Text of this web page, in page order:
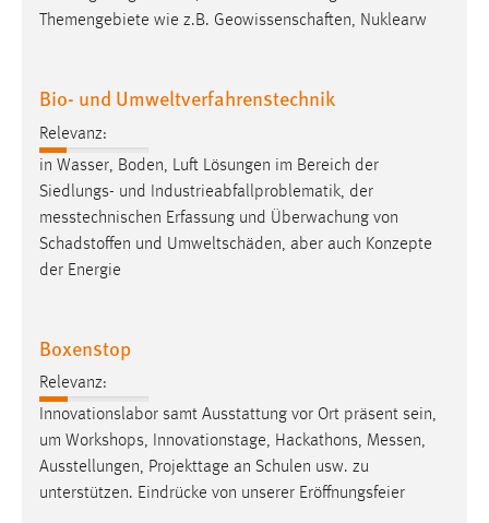
Themengebiete wie z.B. Geowissenschaften, Nuklearw
Bio- und Umweltverfahrenstechnik
Relevanz:
in Wasser, Boden, Luft Lösungen im Bereich der
Siedlungs- und Industrieabfallproblematik, der
messtechnischen Erfassung und Überwachung von
Schadstoffen und Umweltschäden, aber auch Konzepte
der Energie
Boxenstop
Relevanz:
Innovationslabor samt Ausstattung vor Ort präsent sein,
um Workshops, Innovationstage, Hackathons, Messen,
Ausstellungen, Projekttage an Schulen usw. zu
unterstützen. Eindrücke von unserer Eröffnungsfeier
EXTERNE MEDIEN
externen Medien Cookies gesetzt.
Vimeo